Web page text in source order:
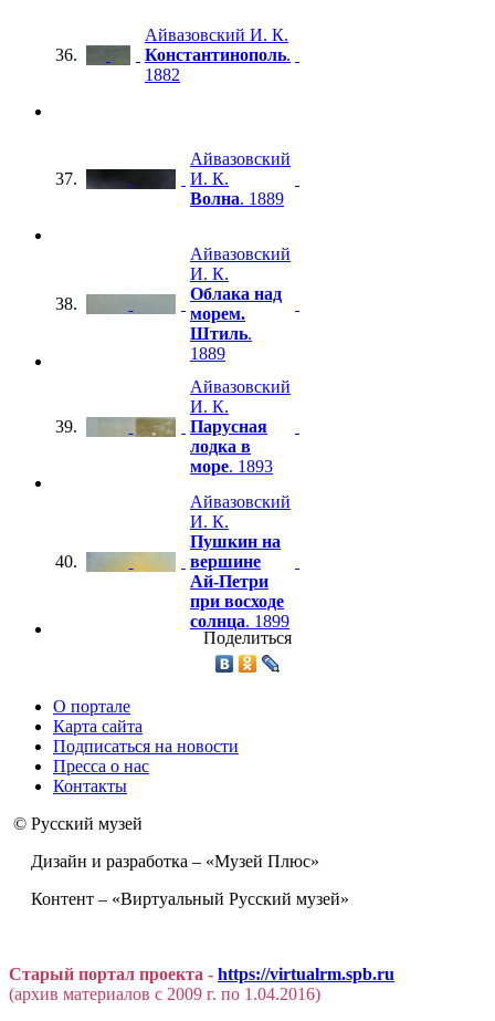
36.
Айвазовский И. К.
Константинополь.
1882
37.
Айвазовский
И. К.
Волна. 1889
38.
Айвазовский
И. К.
Облака над
морем.
Штиль.
1889
39.
Айвазовский
И. К.
Парусная
лодка в
море. 1893
40.
Айвазовский
И. К.
Пушкин на
вершине
Ай-Петри
при восходе
солнца. 1899
Поделиться
О портале
Карта сайта
Подписаться на новости
Пресса о нас
Контакты
© Русский музей
Дизайн и разработка – «Музей Плюс»
Контент – «Виртуальный Русский музей»
Старый портал проекта - https://virtualrm.spb.ru
(архив материалов с 2009 г. по 1.04.2016)